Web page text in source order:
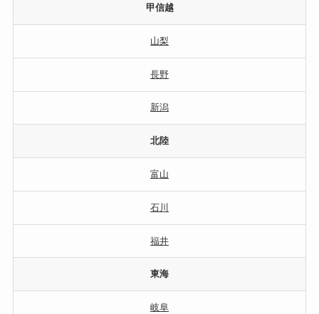
甲信越
山梨
長野
新潟
北陸
富山
石川
福井
東海
岐阜